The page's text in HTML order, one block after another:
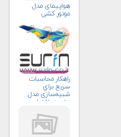
هواپیمای مدل
موتور کشی
راهکار محاسبات
سريع براي
شبیه‌سازی مدل
های هوافضا